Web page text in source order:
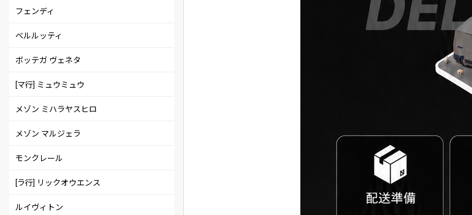
フェンディ
ベルルッティ
ボッテガ ヴェネタ
[マ行] ミュウミュウ
メゾン ミハラヤスヒロ
メゾン マルジェラ
モンクレール
[ラ行] リックオウエンス
ルイヴィトン